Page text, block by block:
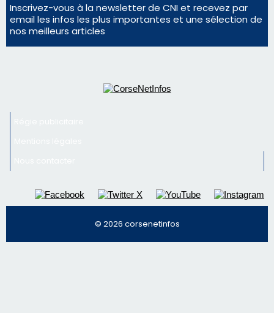
Inscrivez-vous à la newsletter de CNI et recevez par
email les infos les plus importantes et une sélection de
nos meilleurs articles
© 2026 corsenetinfos